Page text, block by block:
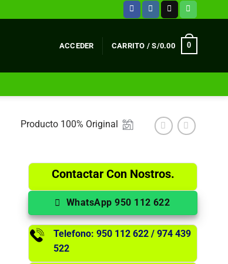
ACCEDER CARRITO /S/0.00 0
Producto 100% Original
Contactar Con Nostros.
WhatsApp 950 112 622
Telefono: 950 112 622 / 974 439
522